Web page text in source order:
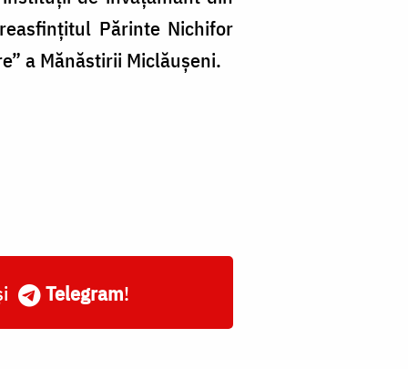
Părinte Nichifor
a Mănăstirii Miclăușeni.
Telegram!